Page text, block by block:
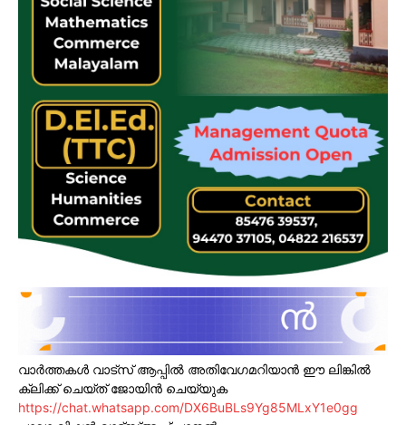
വാർത്തകൾ വാട്സ് ആപ്പിൽ അതിവേഗമറിയാൻ ഈ ലിങ്കിൽ
ക്ലിക്ക് ചെയ്ത് ജോയിൻ ചെയ്യുക
https://chat.whatsapp.com/DX6BuBLs9Yg85MLxY1e0gg